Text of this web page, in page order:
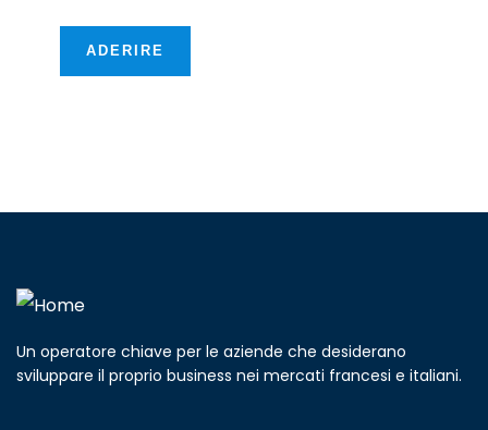
ADERIRE
Un operatore chiave per le aziende che desiderano
sviluppare il proprio business nei mercati francesi e italiani.